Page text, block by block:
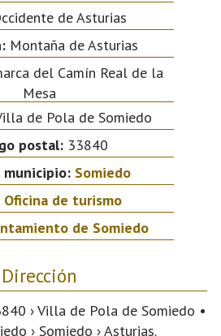
de Asturias
Montaña de Asturias
del Camín Real de la
Mesa
de Pola de Somiedo
postal:33840
municipio: Somiedo
Oficina de turismo
de Somiedo
Dirección
› Villa de Pola de Somiedo •
› Somiedo › Asturias.